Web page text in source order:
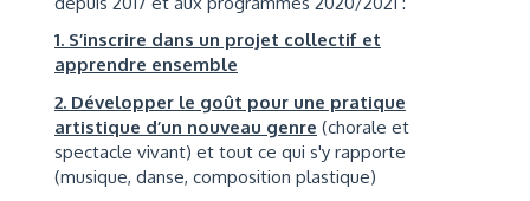
1. S’inscrire dans un projet collectif et
apprendre ensemble
2. Développer le goût pour une pratique
artistique d’un nouveau genre (chorale et
spectacle vivant) et tout ce qui s'y rapporte
(musique, danse, composition plastique)